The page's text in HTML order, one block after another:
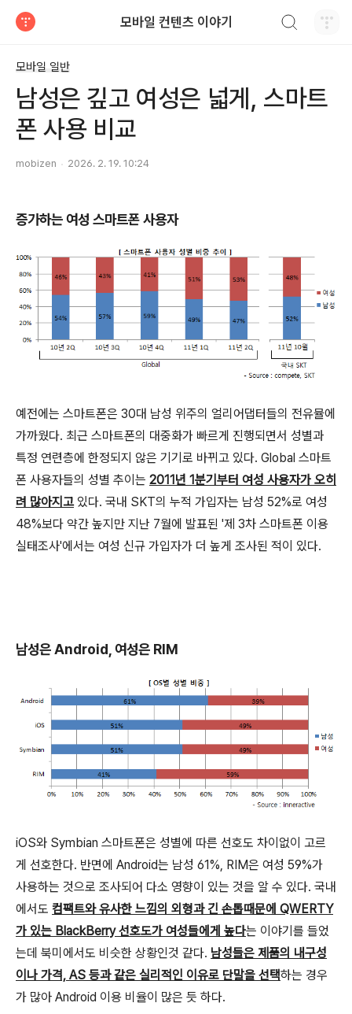
모바일 컨텐츠 이야기
모바일 일반
남성은 깊고 여성은 넓게, 스마트
폰 사용 비교
mobizen 2026. 2. 19. 10:24
증가하는 여성 스마트폰 사용자
예전에는 스마트폰은 30대 남성 위주의 얼리어댑터들의 전유뮬에
가까웠다. 최근 스마트폰의 대중화가 빠르게 진행되면서 성별과
특정 연련층에 한정되지 않은 기기로 바뀌고 있다. Global 스마트
폰 사용자들의 성별 추이는 2011년 1분기부터 여성 사용자가 오히
려 많아지고있다. 국내 SKT의 누적 가입자는 남성 52%로 여성
48%보다 약간 높지만 지난 7월에 발표된 '제 3차 스마트폰 이용
실태조사'에서는 여성 신규 가입자가 더 높게 조사된 적이 있다.
남성은 Android, 여성은 RIM
iOS와 Symbian 스마트폰은 성별에 따른 선호도 차이없이 고르
게 선호한다. 반면에 Android는 남성 61%, RIM은 여성 59%가
사용하는 것으로 조사되어 다소 영향이 있는 것을 알 수 있다. 국내
에서도 컴팩트와 유사한 느낌의 외형과 긴 손톱때문에 QWERTY
가 있는 BlackBerry 선호도가 여성들에게 높다는 이야기를 들었
는데 북미에서도 비슷한 상황인것 같다. 남성들은 제품의 내구성
이나 가격, AS 등과 같은 실리적인 이유로 단말을 선택하는 경우
가 많아 Android 이용 비율이 많은 듯 하다.